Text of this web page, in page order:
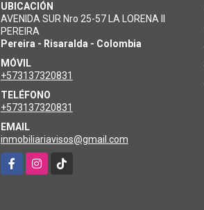
UBICACIÓN
AVENIDA SUR Nro 25-57 LA LORENA II
PEREIRA
Pereira - Risaralda - Colombia
MÓVIL
+573137320831
TELÉFONO
+573137320831
EMAIL
inmobiliariavisos@gmail.com
FacebookInstagram
TikTok